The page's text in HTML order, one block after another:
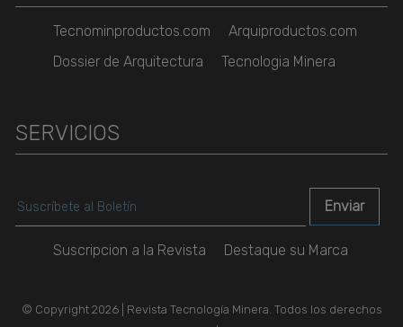
Tecnominproductos.com
Arquiproductos.com
Dossier de Arquitectura
Tecnologia Minera
SERVICIOS
Suscripcion a la Revista Destaque su Marca
© Copyright 2026 | Revista Tecnología Minera. Todos los derechos